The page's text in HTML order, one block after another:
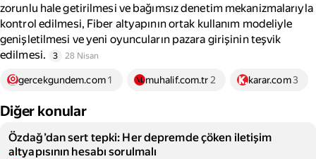
zorunlu hale getirilmesi ve bağımsız denetim mekanizmalarıyla
kontrol edilmesi, Fiber altyapının ortak kullanım modeliyle
genişletilmesi ve yeni oyuncuların pazara girişinin teşvik
edilmesi.
3 28 Nisan
gercekgundem.com 1 muhalif.com.tr 2 karar.com3
Diğer konular
Özdağ’dan sert tepki: Her depremde çöken iletişim
altyapısının hesabı sorulmalı